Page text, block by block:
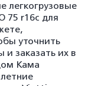
легкогрузовые
75 r16c для
уточнить
заказать их в
Кама